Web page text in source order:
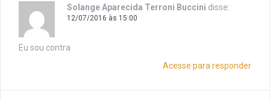
Solange Aparecida Terroni Buccini disse:
12/07/2016 às 15:00
Eu sou contra
Acesse para responder